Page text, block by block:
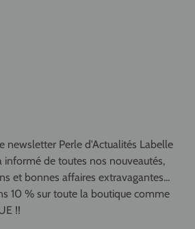
newsletter Perle d'Actualités Labelle
informé de toutes nos nouveautés,
et bonnes affaires extravagantes...
10 % sur toute la boutique comme
!!